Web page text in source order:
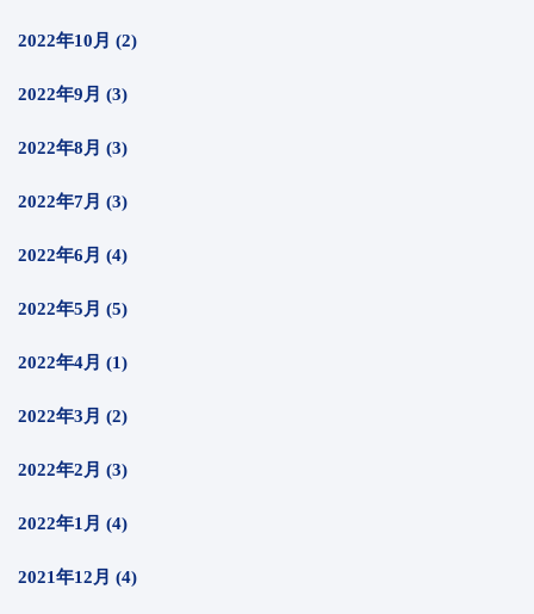
2022年10月 (2)
2022年9月 (3)
2022年8月 (3)
2022年7月 (3)
2022年6月 (4)
2022年5月 (5)
2022年4月 (1)
2022年3月 (2)
2022年2月 (3)
2022年1月 (4)
2021年12月 (4)